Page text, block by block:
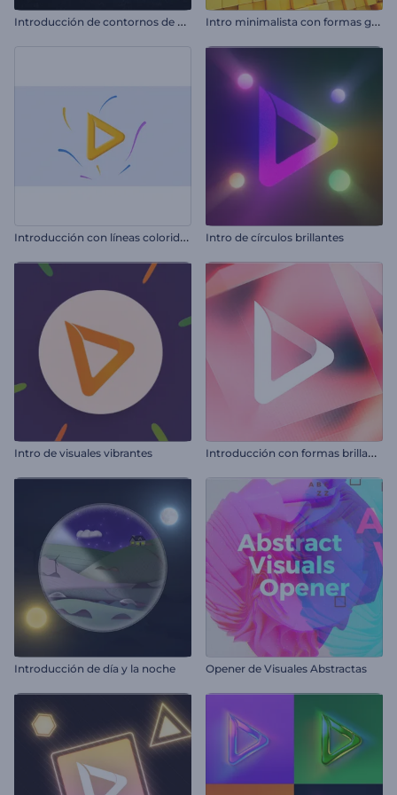
I
ntroducción de contornos de neón I
ntro minimalista con formas geométricas
I
ntroducción con líneas coloridas giratorias Intro de círculos brillantes
Intro de visuales vibrantes I
ntroducción con formas brillantes
Introducción de día y la noche Opener de Visuales Abstractas